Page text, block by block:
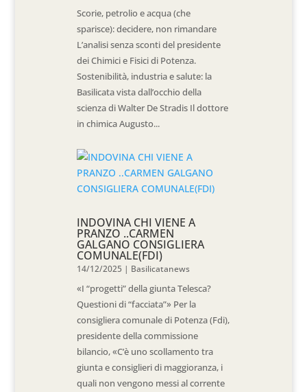
Scorie, petrolio e acqua (che
sparisce): decidere, non rimandare
L’analisi senza sconti del presidente
dei Chimici e Fisici di Potenza.
Sostenibilità, industria e salute: la
Basilicata vista dall’occhio della
scienza di Walter De Stradis Il dottore
in chimica Augusto...
INDOVINA CHI VIENE A
PRANZO ..CARMEN
GALGANO CONSIGLIERA
COMUNALE(FDI)
14/12/2025 | Basilicatanews
«I “progetti” della giunta Telesca?
Questioni di “facciata”» Per la
consigliera comunale di Potenza (Fdi),
presidente della commissione
bilancio, «C’è uno scollamento tra
giunta e consiglieri di maggioranza, i
quali non vengono messi al corrente